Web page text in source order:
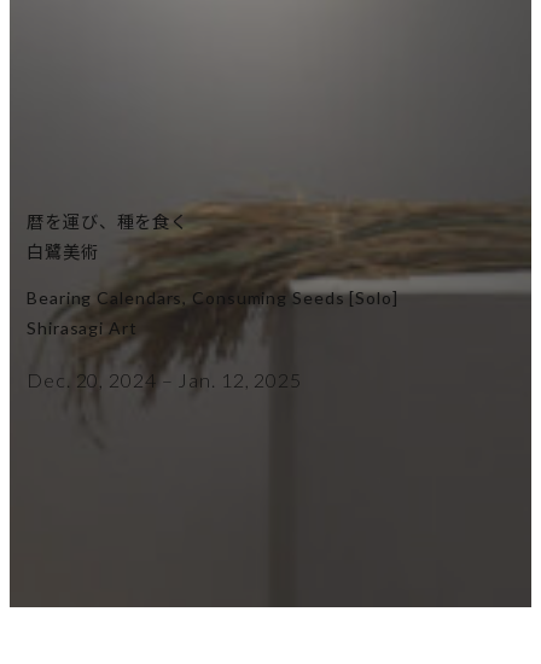
暦を運び、種を食く
白鷺美術
Bearing Calendars, Consuming Seeds [solo]
Shirasagi Art
Dec. 20, 2024 – Jan. 12, 2025